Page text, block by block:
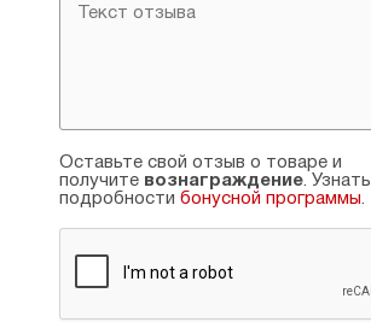
Оставьте свой отзыв о товаре и
получите вознаграждение. Узнать
подробности бонусной программы.